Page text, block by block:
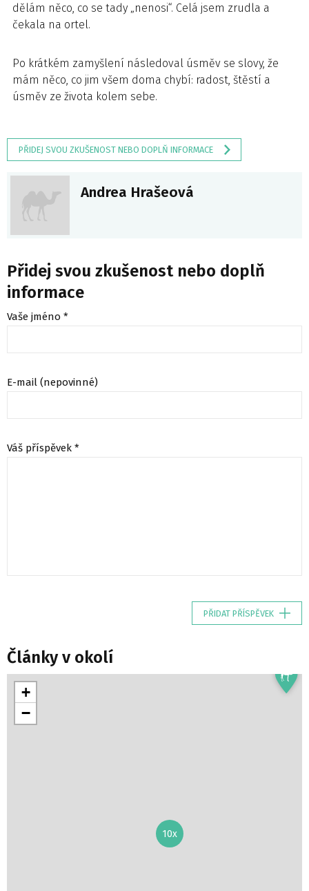
dělám něco, co se tady „nenosi“. Celá jsem zrudla a
čekala na ortel.
Po krátkém zamyšlení následoval úsměv se slovy, že
mám něco, co jim všem doma chybí: radost, štěstí a
úsměv ze života kolem sebe.
PŘIDEJ SVOU ZKUŠENOST NEBO DOPLŇ INFORMACE
Andrea Hrašeová
Přidej svou zkušenost nebo doplň
informace
Vaše jméno *
E-mail (nepovinné)
Váš příspěvek *
PŘIDAT PŘÍSPĚVEK
Články v okolí
10x
+
−